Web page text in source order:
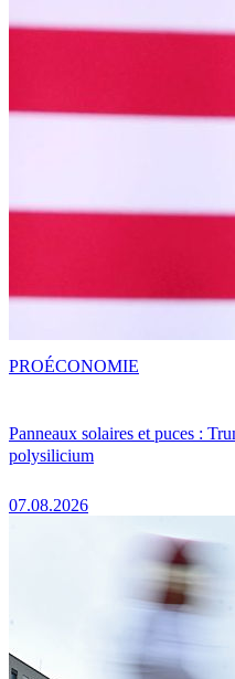
Panneaux solaires et puces :
polysilicium
07.08.2026
PROÉCONOMIE